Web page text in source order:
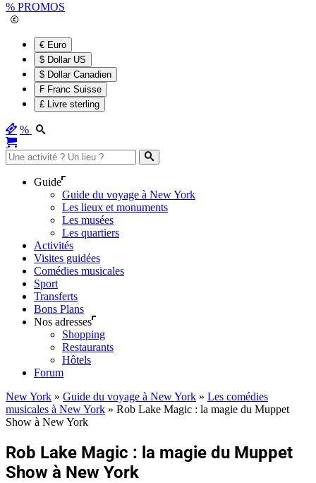
% PROMOS
€ Euro
$ Dollar US
$ Dollar Canadien
₣ Franc Suisse
£ Livre sterling
%
Guide
Guide du voyage à New York
Les lieux et monuments
Les musées
Les quartiers
Activités
Visites guidées
Comédies musicales
Sport
Transferts
Bons Plans
Nos adresses
Shopping
Restaurants
Hôtels
Forum
New York » Guide du voyage à New York » Les comédies
musicales à New York » Rob Lake Magic : la magie du Muppet
Show à New York
Rob Lake Magic : la magie du Muppet
Show à New York